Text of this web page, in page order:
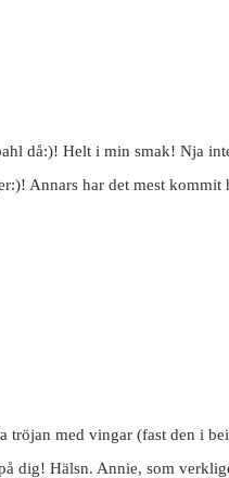
då:)! Helt i min smak! Nja
Annars har det mest
med vingar (fast den i
dig! Hälsn. Annie, som